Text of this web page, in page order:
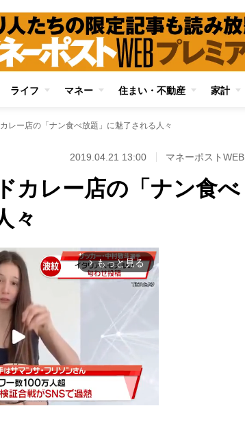
ライフ マネー 住まい・不動産 家計
レー店の「ナン食べ放題」に魅了される人々
2019.04.21 13:00 マネーポストWEB
レー店の「ナン食べ
々
arrow_forward_ios もっと見る